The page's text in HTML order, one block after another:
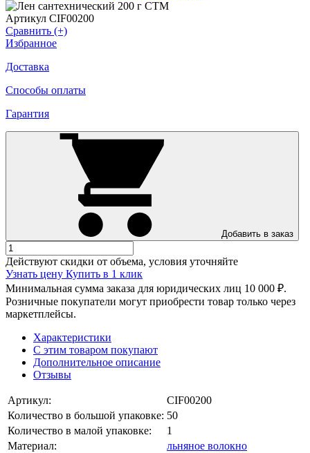
Артикул CIF00200
Сравнить (+)
Избранное
Доставка
Способы оплаты
Гарантия
Добавить в заказ
Действуют скидки от объема, условия уточняйте
Узнать цену Купить в 1 клик
Минимальная сумма заказа для юридических лиц 10 000 ₽.
Розничные покупатели могут приобрести товар только через
маркетплейсы.
Характеристики
С этим товаром покупают
Дополнительное описание
Отзывы
Артикул:
CIF00200
Количество в большой упаковке: 50
Количество в малой упаковке:
1
Материал:
льняное волокно